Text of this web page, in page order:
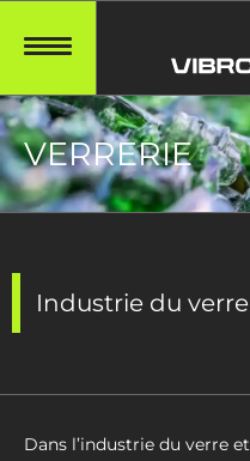
VERRERIE
Industrie du
Dans l’industrie du verre